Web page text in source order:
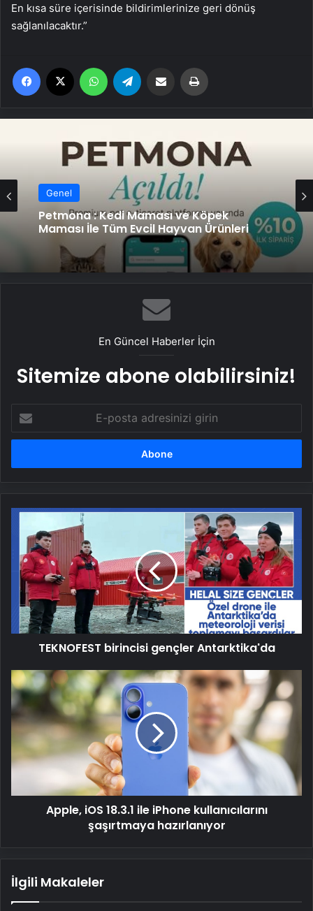
En kısa süre içerisinde bildirimlerinize geri dönüş
sağlanılacaktır.”
Facebook WhatsApp Email'den paylaş
Genel
Petmona : Kedi Maması ve Köpek
Maması İle Tüm Evcil Hayvan Ürünleri
En Güncel Haberler İçin
Sitemize abone olabilirsiniz!
posta
adresinizi
TEKNOFEST
birincisi
gençler
Antarktika'da
TEKNOFEST birincisi gençler Antarktika'da
Apple,
iOS
18.3.1
ile
iPhone
kullanıcılarını
şaşırtmaya
Apple, iOS 18.3.1 ile iPhone kullanıcılarını
şaşırtmaya hazırlanıyor
İlgili Makaleler